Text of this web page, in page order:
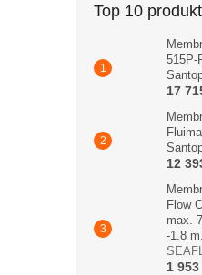
Top 10
515P-
17
12
Flow
max.
-1.8
1